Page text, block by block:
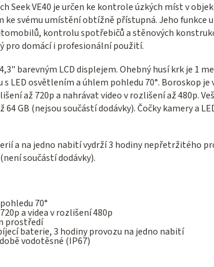
Seek VE40 je určen ke kontrole úzkých míst v
ke svému umístění obtížně přístupná. Jeho funkce
kontrolu spotřebičů a stěnových
pro domácí i profesionální použití.
barevným LCD displejem. Ohebný husí krk je 1
LED osvětlením a úhlem pohledu 70°. Boroskop je
až 720p a nahrávat video v rozlišení až 480p.
GB (nejsou součástí dodávky). Čočky kamery a
a na jedno nabití vydrží 3 hodiny nepřetržitého
součástí dodávky).
70°
a videa v rozlišení 480p
prostředí
baterie, 3 hodiny provozu na jedno nabití
vodotěsné (IP67)